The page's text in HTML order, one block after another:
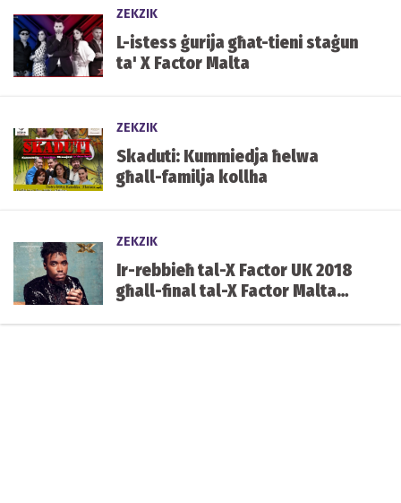
ZEKZIK
L-istess ġurija għat-tieni staġun
ta' X Factor Malta
ZEKZIK
Skaduti: Kummiedja ħelwa
għall-familja kollha
ZEKZIK
Ir-rebbieħ tal-X Factor UK 2018
għall-final tal-X Factor Malta